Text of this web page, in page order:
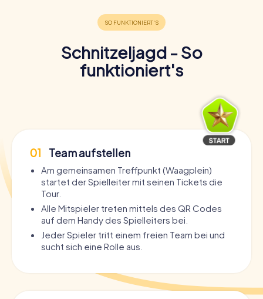
Schnitzeljagd - So
funktioniert's
01 Team aufstellen
Am gemeinsamen Treffpunkt (Waagplein)
startet der Spielleiter mit seinen Tickets die
Tour.
Alle Mitspieler treten mittels des QR Codes
auf dem Handy des Spielleiters bei.
Jeder Spieler tritt einem freien Team bei und
sucht sich eine Rolle aus.